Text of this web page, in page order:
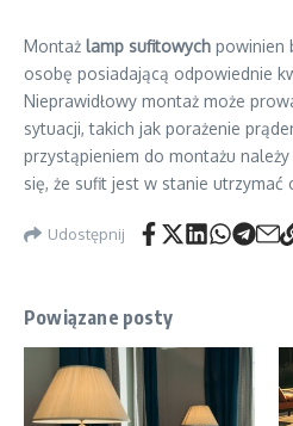
Montaż lamp sufitowych powinien
osobę posiadającą odpowiednie
Nieprawidłowy montaż może
sytuacji, takich jak porażenie
przystąpieniem do montażu
się, że sufit jest w stanie utrzymać
Udostępnij
Powiązane posty